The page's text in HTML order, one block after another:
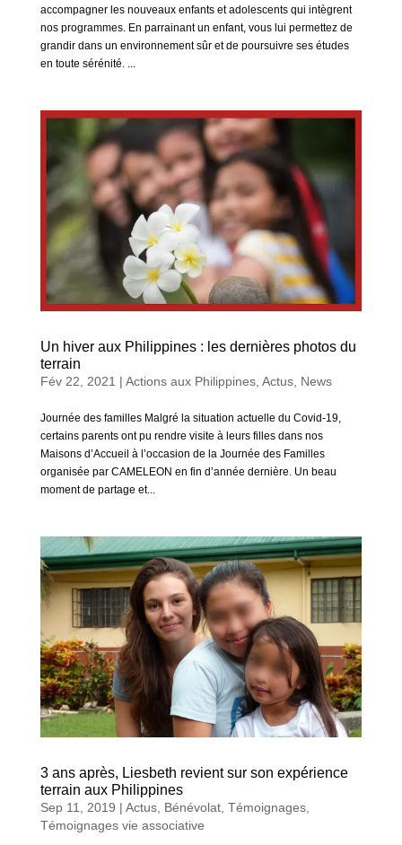
accompagner les nouveaux enfants et adolescents qui intègrent
nos programmes. En parrainant un enfant, vous lui permettez de
grandir dans un environnement sûr et de poursuivre ses études
en toute sérénité. ...
Un hiver aux Philippines : les dernières photos du
terrain
Fév 22, 2021 | Actions aux Philippines, Actus, News
Journée des familles Malgré la situation actuelle du Covid-19,
certains parents ont pu rendre visite à leurs filles dans nos
Maisons d’Accueil à l’occasion de la Journée des Familles
organisée par CAMELEON en fin d’année dernière. Un beau
moment de partage et...
3 ans après, Liesbeth revient sur son expérience
terrain aux Philippines
Sep 11, 2019 | Actus, Bénévolat, Témoignages,
Témoignages vie associative